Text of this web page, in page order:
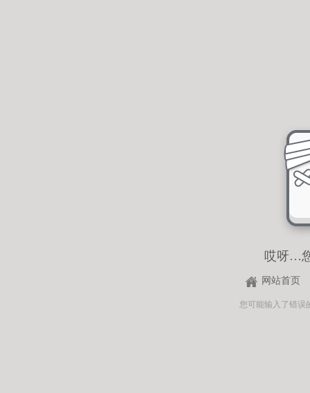
哎呀…
网站首页
您可能输入了错误